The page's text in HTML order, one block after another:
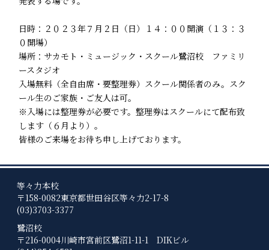
日時：２０２３年７月２日（日）１４：００開演（１３：３
０開場）
場所：サカモト・ミュージック・スクール鷺沼校 ファミリ
ースタジオ
入場無料（全自由席・要整理券）スクール関係者のみ。スク
ール生のご家族・ご友人は可。
※入場には整理券が必要です。整理券はスクールにて配布致
します（６月より）。
皆様のご来場をお待ち申し上げております。
等々力本校
〒158-0082東京都世田谷区等々力2-17-8
(03)3703-3377
鷺沼校
〒216-0004川崎市宮前区鷺沼1-11-1 DIKビル